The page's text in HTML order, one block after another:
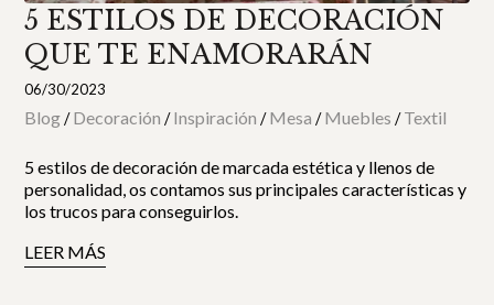
5 ESTILOS DE DECORACIÓN
QUE TE ENAMORARÁN
06/30/2023
Blog/Decoración /Inspiración /Mesa /Muebles /Textil
5 estilos de decoración de marcada estética y llenos de
personalidad, os contamos sus principales características y
los trucos para conseguirlos.
LEER MÁS